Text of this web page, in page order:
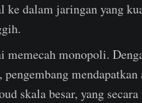
ke dalam jaringan yang
memecah monopoli.
skala besar, yang